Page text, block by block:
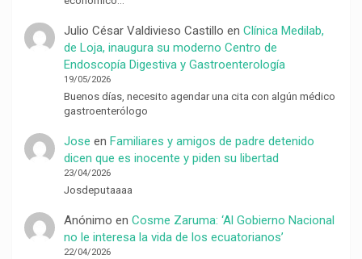
Julio César Valdivieso Castillo en Clínica Medilab,
de Loja, inaugura su moderno Centro de
Endoscopía Digestiva y Gastroenterología
19/05/2026
Buenos días, necesito agendar una cita con algún médico
gastroenterólogo
Jose en Familiares y amigos de padre detenido
dicen que es inocente y piden su libertad
23/04/2026
Josdeputaaaa
Anónimo en Cosme Zaruma: ‘Al Gobierno Nacional
no le interesa la vida de los ecuatorianos’
22/04/2026